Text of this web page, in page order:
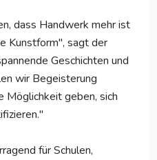
dass Handwerk mehr ist
Kunstform", sagt der
Geschichten und
wir Begeisterung
Möglichkeit geben, sich
für Schulen,